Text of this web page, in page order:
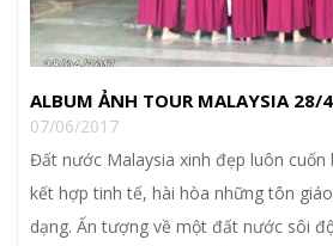
ALBUM ẢNH TOUR MALAYSIA
07/06/2017
Đất nước Malaysia xinh đẹp luôn cuốn
kết hợp tinh tế, hài hòa những tôn
dạng. Ấn tượng về một đất nước sôi